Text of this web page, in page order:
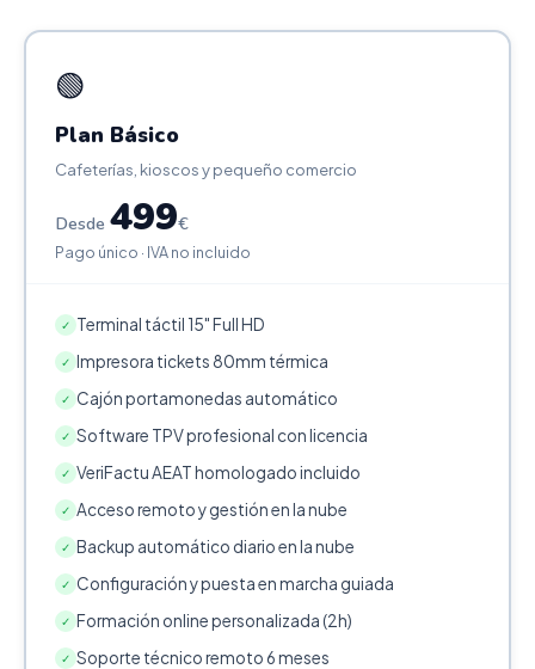
🟢
Plan Básico
Cafeterías, kioscos y pequeño comercio
Desde 499€
Pago único · IVA no incluido
✓ Terminal táctil 15" Full HD
✓ Impresora tickets 80mm térmica
✓ Cajón portamonedas automático
✓ Software TPV profesional con licencia
✓ VeriFactu AEAT homologado incluido
✓ Acceso remoto y gestión en la nube
✓ Backup automático diario en la nube
✓ Configuración y puesta en marcha guiada
✓ Formación online personalizada (2h)
✓ Soporte técnico remoto 6 meses